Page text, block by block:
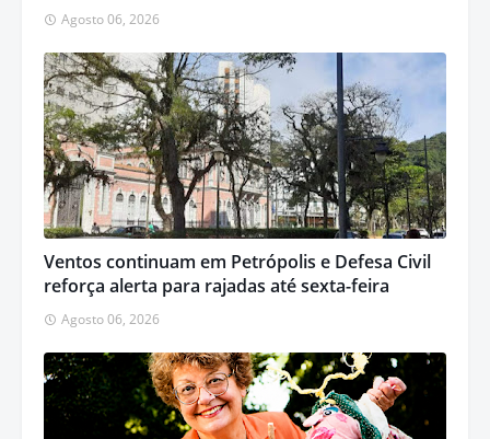
Agosto 06, 2026
Ventos continuam em Petrópolis e Defesa Civil
reforça alerta para rajadas até sexta-feira
Agosto 06, 2026